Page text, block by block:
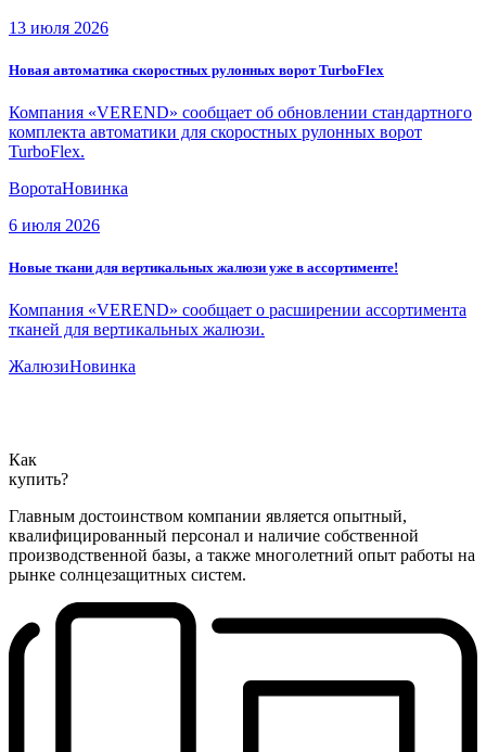
13 июля 2026
Новая автоматика скоростных рулонных ворот TurboFlex
Компания «VEREND» сообщает об обновлении стандартного
комплекта автоматики для скоростных рулонных ворот
TurboFlex.
ВоротаНовинка
6 июля 2026
Новые ткани для вертикальных жалюзи уже в ассортименте!
Компания «VEREND» сообщает о расширении ассортимента
тканей для вертикальных жалюзи.
ЖалюзиНовинка
Как
купить?
Главным достоинством компании является опытный,
квалифицированный персонал и наличие собственной
производственной базы, а также многолетний опыт работы на
рынке солнцезащитных систем.